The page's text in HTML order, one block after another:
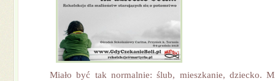
Miało być tak normalnie: ślub, mieszkanie, dziecko.